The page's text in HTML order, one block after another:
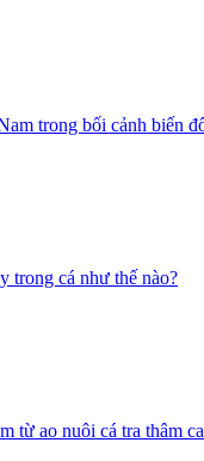
trong bối cảnh biến
trong cá như thế nào?
từ ao nuôi cá tra thâm